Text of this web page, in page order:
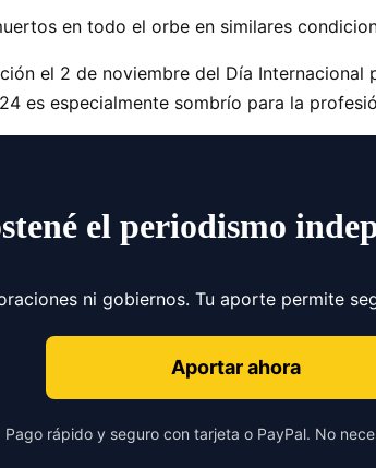
en todo el orbe en similares
el 2 de noviembre del Día
es especialmente sombrío para la
el periodismo
ni gobiernos. Tu aporte permite
Aportar ahora
Pago rápido y seguro con tarjeta o PayPal. No